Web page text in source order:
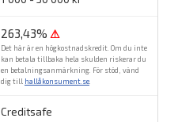
263,43% ⚠
Det här är en högkostnadskredit. Om du inte
kan betala tillbaka hela skulden riskerar du
en betalningsanmärkning. För stöd, vänd
dig till hallåkonsument.se
Creditsafe